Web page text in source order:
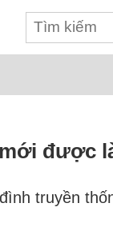
được
truyền